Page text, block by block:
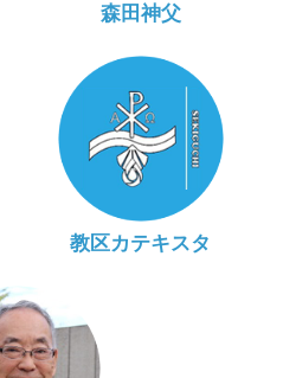
森田神父
教区カテキスタ